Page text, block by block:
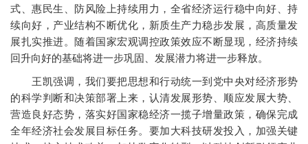
式、惠民生、防风险上持续用力，全省经济运行稳中向好、持
续向好，产业结构不断优化，新质生产力稳步发展，高质量发
展扎实推进。随着国家宏观调控政策效应不断显现，经济持续
回升向好的基础将进一步巩固、发展潜力将进一步释放。
王凯强调，我们要把思想和行动统一到党中央对经济形势
的科学判断和决策部署上来，认清发展形势、顺应发展大势、
营造良好态势，落实好国家稳经济一揽子增量政策，确保完成
全年经济社会发展目标任务。要加大科技研发投入，加强关键